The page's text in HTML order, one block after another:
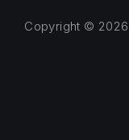
Copyright © 2026